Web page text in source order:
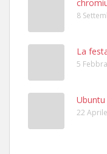
8
La
5
Ubuntu
22